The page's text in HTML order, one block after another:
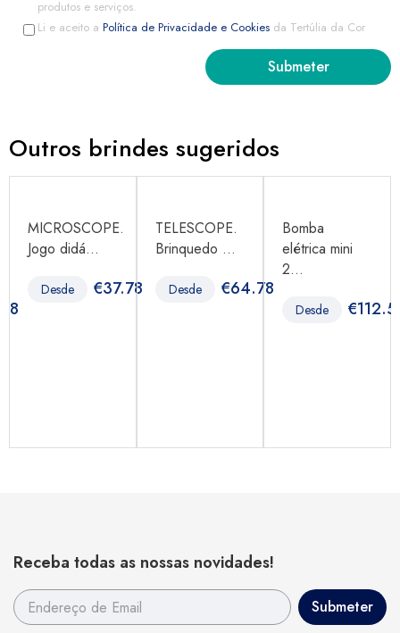
produtos e serviços.
Li e aceito a Política de Privacidade e Cookies da Tertúlia da Cor
Outros brindes sugeridos
MICROSCOPE.
Jogo didá...
Desde €37.78
TELESCOPE.
Brinquedo ...
Desde €64.78
Bomba
elétrica mini
2...
Desde €
Receba todas as nossas novidades!